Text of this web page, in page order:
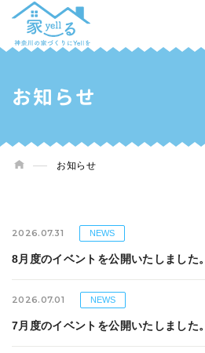
お知らせ
お知らせ
2026.07.31 NEWS
8月度のイベントを公開いたしました。
2026.07.01 NEWS
7月度のイベントを公開いたしました。